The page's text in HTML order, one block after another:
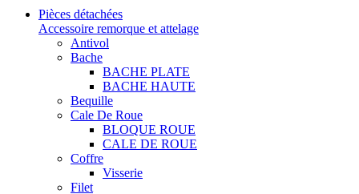
Pièces détachées
Accessoire remorque et attelage
Antivol
Bache
BACHE PLATE
BACHE HAUTE
Bequille
Cale De Roue
BLOQUE ROUE
CALE DE ROUE
Coffre
Visserie
Filet